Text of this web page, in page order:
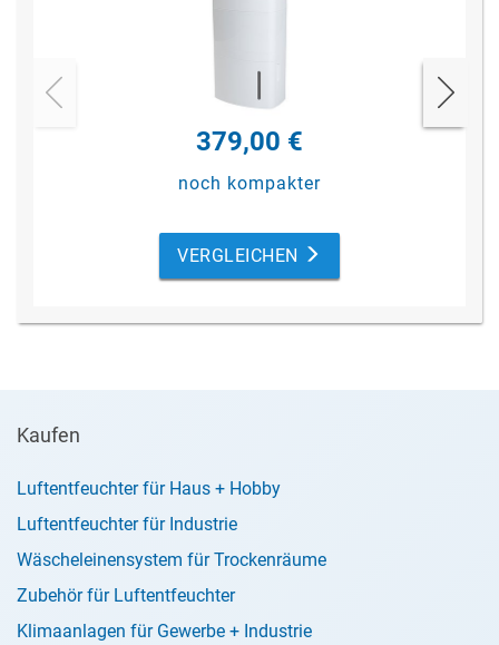
379,00 €
noch kompakter
VERGLEICHEN
Kaufen
Luftentfeuchter für Haus + Hobby
Luftentfeuchter für Industrie
Wäscheleinensystem für Trockenräume
Zubehör für Luftentfeuchter
Klimaanlagen für Gewerbe + Industrie